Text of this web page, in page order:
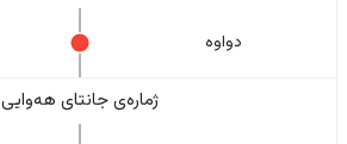
دواوە
ژمارەی جانتای هەوایی